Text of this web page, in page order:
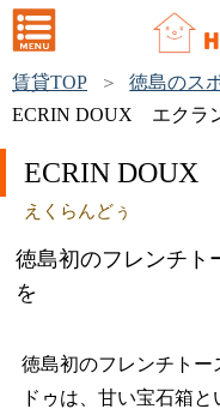
賃貸TOP 徳島のス
ECRIN DOUX エクラ
ECRIN
えくらんどぅ
徳島初のフレンチト
を
徳島初のフレンチト
ドゥは、甘い宝石箱